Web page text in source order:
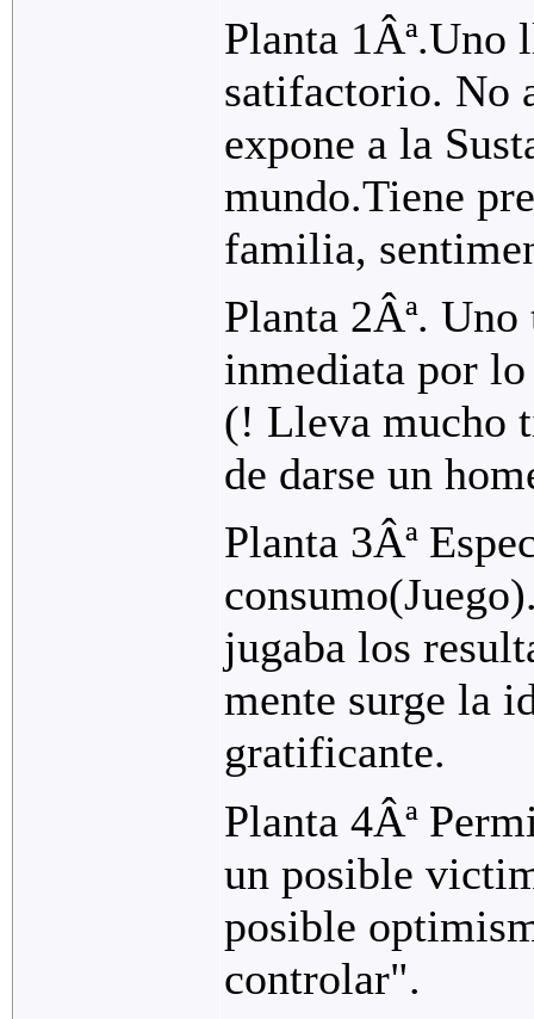
Planta 1Âª.Uno
satifactorio. No
expone a la
mundo.Tiene
familia,
Planta 2Âª.
inmediata por lo
(! Lleva mucho
de darse un
Planta 3Âª
jugaba los
mente surge la
gratificante.
Planta 4Âª
un posible
posible
controlar".